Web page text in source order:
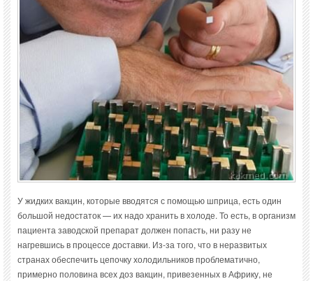
У жидких вакцин, которые вводятся с помощью шприца, есть один
большой недостаток — их надо хранить в холоде. То есть, в организм
пациента заводской препарат должен попасть, ни разу не
нагревшись в процессе доставки. Из-за того, что в неразвитых
странах обеспечить цепочку холодильников проблематично,
примерно половина всех доз вакцин, привезенных в Африку, не